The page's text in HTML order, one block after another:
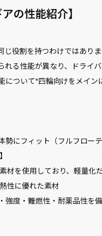
の性能紹介】
役割を持つわけではあり
れる性能が異なり、ドライ
について*四輪向けをメイン
にフィット（フルフローテ
材を使用しており、軽量化
性に優れた素材
度・難燃性・耐薬品性を